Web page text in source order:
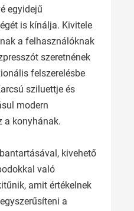
egyidejű
is kínálja. Kivitele
a felhasználóknak
szeretnének
felszerelésbe
sziluettje és
modern
a konyhának.
kivehető
való
amit értékelnek
a